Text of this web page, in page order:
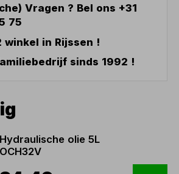
Vragen ? Bel ons +31
75
winkel in Rijssen !
sinds 1992 !
Hydraulische olie 5L
OCH32V